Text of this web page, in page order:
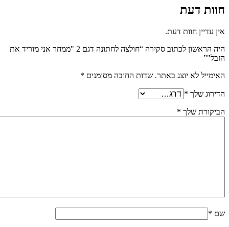
חוות דעת
אין עדיין חוות דעת.
היה הראשון לכתוב סקירה “חולצה לחתונה דגם 2 "ממחר אני מוריד את
הזבל"”
האימייל לא יוצג באתר. שדות החובה מסומנים *
הדירוג שלך *
הביקורת שלך *
שם *